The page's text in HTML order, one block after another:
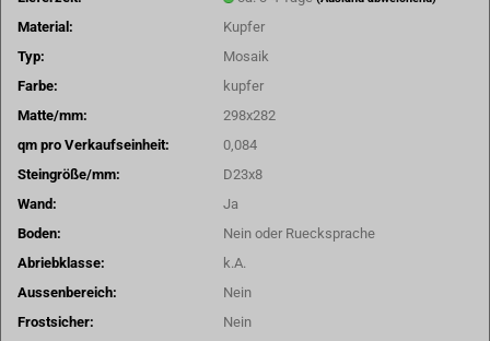
Material:
Kupfer
Typ:
Mosaik
Farbe:
kupfer
Matte/mm:
298x282
qm pro Verkaufseinheit:
0,084
Steingröße/mm:
D23x8
Wand:
Ja
Boden:
Nein oder Ruecksprache
Abriebklasse:
k.A.
Aussenbereich:
Nein
Frostsicher:
Nein